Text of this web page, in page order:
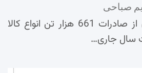
صباحی
ناظر گمرکات مازندران از صادرات 661 هزار تن انواع کالا
سال جاری…